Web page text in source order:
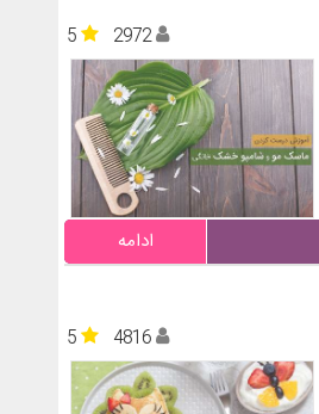
5
2972
ادامه
5
4816